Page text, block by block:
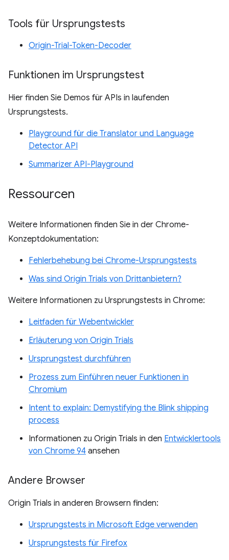
Tools für Ursprungstests
Origin-Trial-Token-Decoder
Funktionen im Ursprungstest
Hier finden Sie Demos für APIs in laufenden
Ursprungstests.
Playground für die Translator und Language
Detector API
Summarizer API-Playground
Ressourcen
Weitere Informationen finden Sie in der Chrome-
Konzeptdokumentation:
Fehlerbehebung bei Chrome-Ursprungstests
Was sind Origin Trials von Drittanbietern?
Weitere Informationen zu Ursprungstests in Chrome:
Leitfaden für Webentwickler
Erläuterung von Origin Trials
Ursprungstest durchführen
Prozess zum Einführen neuer Funktionen in
Chromium
Intent to explain: Demystifying the Blink shipping
process
Informationen zu Origin Trials in den Entwicklertools
von Chrome 94 ansehen
Andere Browser
Origin Trials in anderen Browsern finden:
Ursprungstests in Microsoft Edge verwenden
Ursprungstests für Firefox